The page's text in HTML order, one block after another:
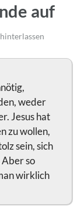
auf
weder
Jesus hat
zu wollen,
sein, sich
Aber so
wirklich